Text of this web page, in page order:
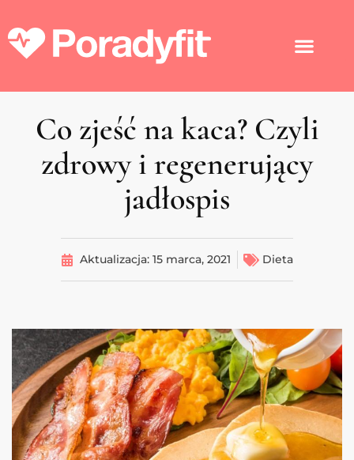
Co zjeść na kaca? Czyli
zdrowy i regenerujący
jadłospis
Aktualizacja: 15 marca, 2021 Dieta